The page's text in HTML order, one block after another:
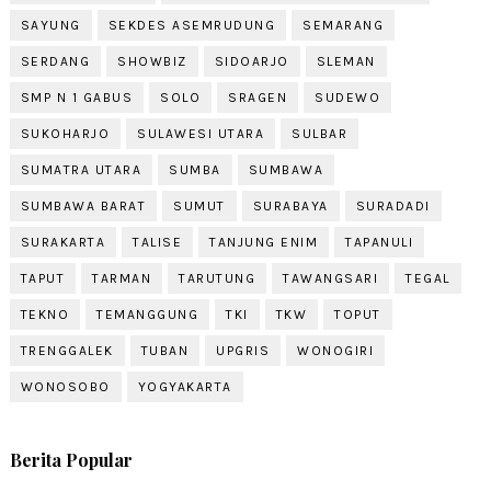
SAYUNG SEKDES ASEMRUDUNG SEMARANG
SERDANG SHOWBIZ SIDOARJO SLEMAN
SMP N 1 GABUS SOLO SRAGEN SUDEWO
SUKOHARJO SULAWESI UTARA SULBAR
SUMATRA UTARA SUMBA SUMBAWA
SUMBAWA BARAT SUMUT SURABAYA SURADADI
SURAKARTA TALISE TANJUNG ENIM TAPANULI
TAPUT TARMAN TARUTUNG TAWANGSARI TEGAL
TEKNO TEMANGGUNG TKI TKW TOPUT
TRENGGALEK TUBAN UPGRIS WONOGIRI
WONOSOBO YOGYAKARTA
Berita Popular